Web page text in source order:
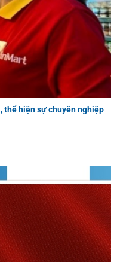
thể hiện sự chuyên nghiệp